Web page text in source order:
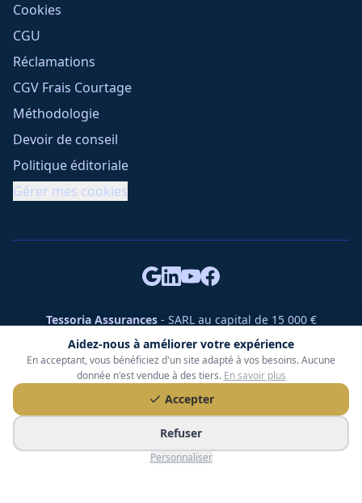
Aidez-nous à améliorer votre expérience
En acceptant, vous bénéficiez d'un site adapté à vos besoins. Aucune
donnée n'est vendue à des tiers. En savoir plus
Accepter
Refuser
Personnaliser
Cookies
CGU
Réclamations
CGV Frais Courtage
Méthodologie
Devoir de conseil
Politique éditoriale
Gérer mes cookies
Tessoria Assurances- SARL au capital de 15 000 €
ORIAS n° 25007309 - RCS 990 206 179 - Membre du réseau
360 Courtage
RC Pro : Klarity - Contrat n° CCOUK000785
49 chemin des Gardettes Sine, 06570 Saint-Paul-de-Vence
© Tessoria Assurances. Tous droits réservés.